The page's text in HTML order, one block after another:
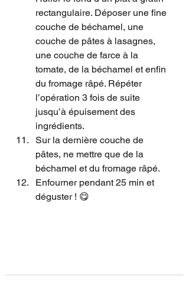
rectangulaire. Déposer une fine
couche de béchamel, une
couche de pâtes à lasagnes,
une couche de farce à la
tomate, de la béchamel et enfin
du fromage râpé. Répéter
l’opération 3 fois de suite
jusqu’à épuisement des
ingrédients.
Sur la dernière couche de
pâtes, ne mettre que de la
béchamel et du fromage râpé.
Enfourner pendant 25 min et
déguster ! 😋